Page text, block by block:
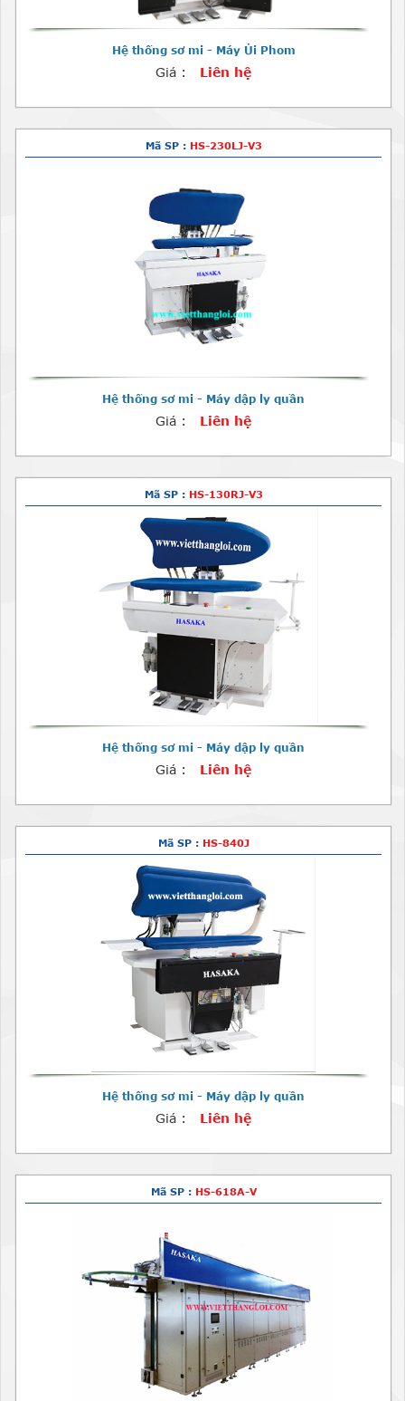
Hệ thống sơ mi - Máy Ủi Phom
Giá : Liên hệ
Mã SP : HS-230LJ-V3
Hệ thống sơ mi - Máy dập ly quần
Giá : Liên hệ
Mã SP : HS-130RJ-V3
Hệ thống sơ mi - Máy dập ly quần
Giá : Liên hệ
Mã SP : HS-840J
Hệ thống sơ mi - Máy dập ly quần
Giá : Liên hệ
Mã SP : HS-618A-V